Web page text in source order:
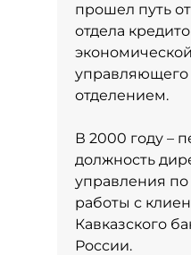
прошел путь
отдела
отделением.
В 2000 году –
должность
управления
работы с
Кавказского
России.